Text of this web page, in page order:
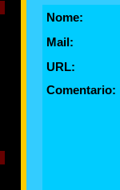
Nome:
Mail:
URL:
Comentario: